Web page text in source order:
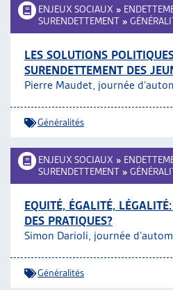
ENJEUX SOCIAUX »
SURENDETTEMENT »
LES SOLUTIONS
SURENDETTEMENT DES
Pierre Maudet, journée
Généralités
ENJEUX SOCIAUX »
SURENDETTEMENT »
EQUITÉ, ÉGALITÉ,
DES PRATIQUES?
Simon Darioli, journée
Généralités